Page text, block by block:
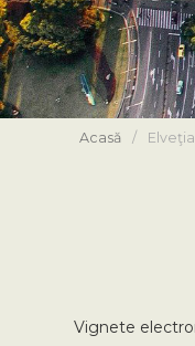
Acasă /
Vignete